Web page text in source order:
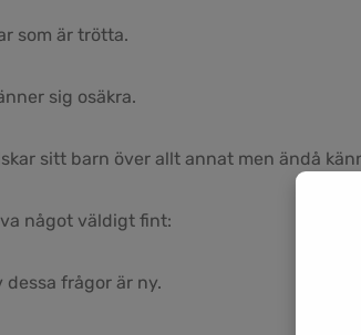
som är trötta.
sig osäkra.
sitt barn över allt annat men ändå
något väldigt fint:
dessa frågor är ny.